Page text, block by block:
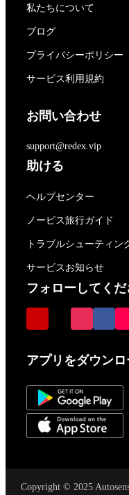
私たちについて
ブログ
プライバシーポリシー
サービス利用規約
お問い合わせ
support@redex.vip
助ける
ヘルプセンター
ノービス旅行ガイド
トラブルシューティン
サービスお知らせ
フォローしてく
アプリをダウンロ
Copyright © 2025